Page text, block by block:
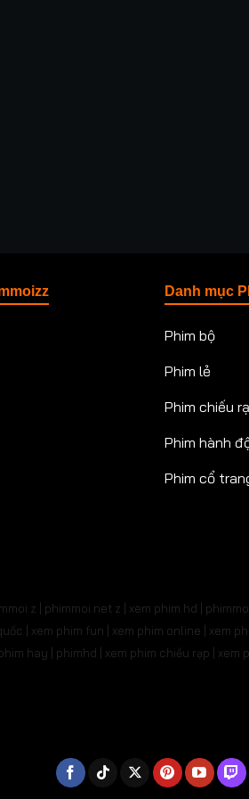
Danh mục
Phim bộ
Phim lẻ
Phim chiếu
Phim hành
Phim cổ
| phimmoi.net z | xem phim hd |
| xem phim fun | xem phim online | xem
hay | phimhd | xem phim chiếu rạp | xem